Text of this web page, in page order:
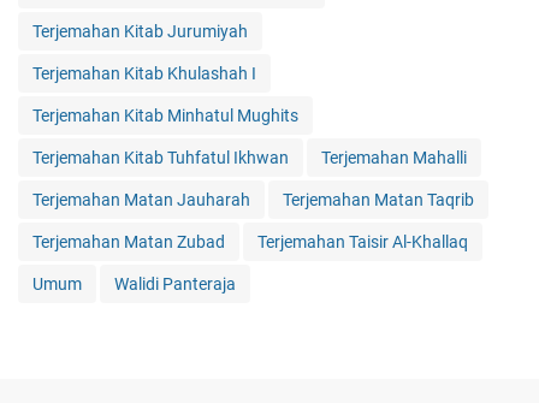
Terjemahan Kitab Jurumiyah
Terjemahan Kitab Khulashah I
Terjemahan Kitab Minhatul Mughits
Terjemahan Kitab Tuhfatul Ikhwan Terjemahan Mahalli
Terjemahan Matan Jauharah Terjemahan Matan Taqrib
Terjemahan Matan Zubad Terjemahan Taisir Al-Khallaq
Umum Walidi Panteraja